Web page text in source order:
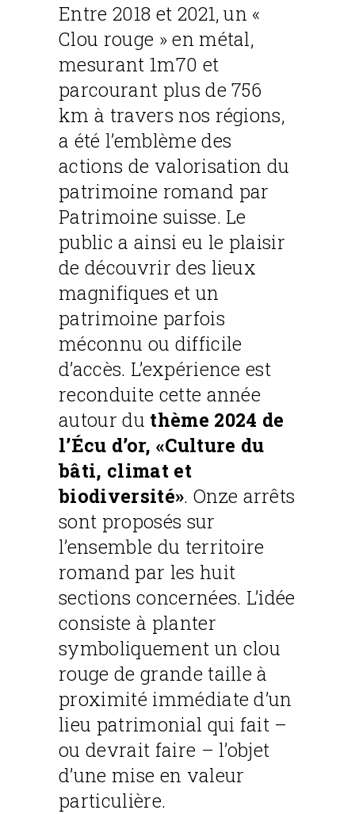
Entre 2018 et 2021, un «
Clou rouge » en métal,
mesurant 1m70 et
parcourant plus de 756
km à travers nos régions,
a été l’emblème des
actions de valorisation du
patrimoine romand par
Patrimoine suisse. Le
public a ainsi eu le plaisir
de découvrir des lieux
magnifiques et un
patrimoine parfois
méconnu ou difficile
d’accès. L’expérience est
reconduite cette année
autour du thème 2024 de
l’Écu d’or, «Culture du
bâti, climat et
biodiversité». Onze arrêts
sont proposés sur
l’ensemble du territoire
romand par les huit
sections concernées. L’idée
consiste à planter
symboliquement un clou
rouge de grande taille à
proximité immédiate d’un
lieu patrimonial qui fait –
ou devrait faire – l’objet
d’une mise en valeur
particulière.